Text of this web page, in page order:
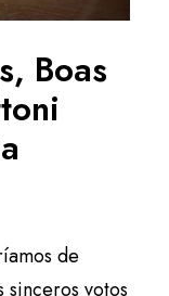
Boas
de
sinceros votos